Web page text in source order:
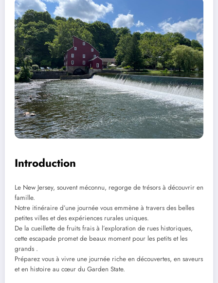
Introduction
Le New Jersey, souvent méconnu, regorge de trésors à découvrir en
famille.
Notre itinéraire d’une journée vous emmène à travers des belles
petites villes et des expériences rurales uniques.
De la cueillette de fruits frais à l’exploration de rues historiques,
cette escapade promet de beaux moment pour les petits et les
grands .
Préparez vous à vivre une journée riche en découvertes, en saveurs
et en histoire au cœur du Garden State.